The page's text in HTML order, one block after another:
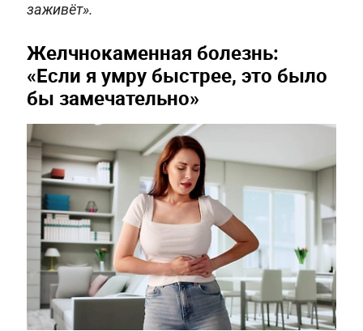
заживёт».
Желчнокаменная болезнь:
«Если я умру быстрее, это было
бы замечательно»